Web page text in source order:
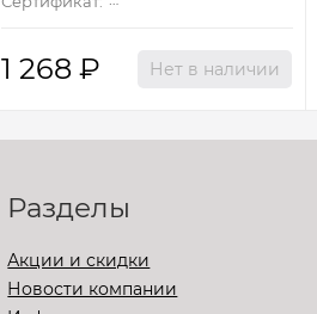
1 268 ₽ Нет в наличии
Разделы
Акции и скидки
Новости компании